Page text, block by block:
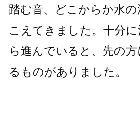
踏む音、どこからか水
こえてきました。十分
ら進んでいると、先の
るものがありました。